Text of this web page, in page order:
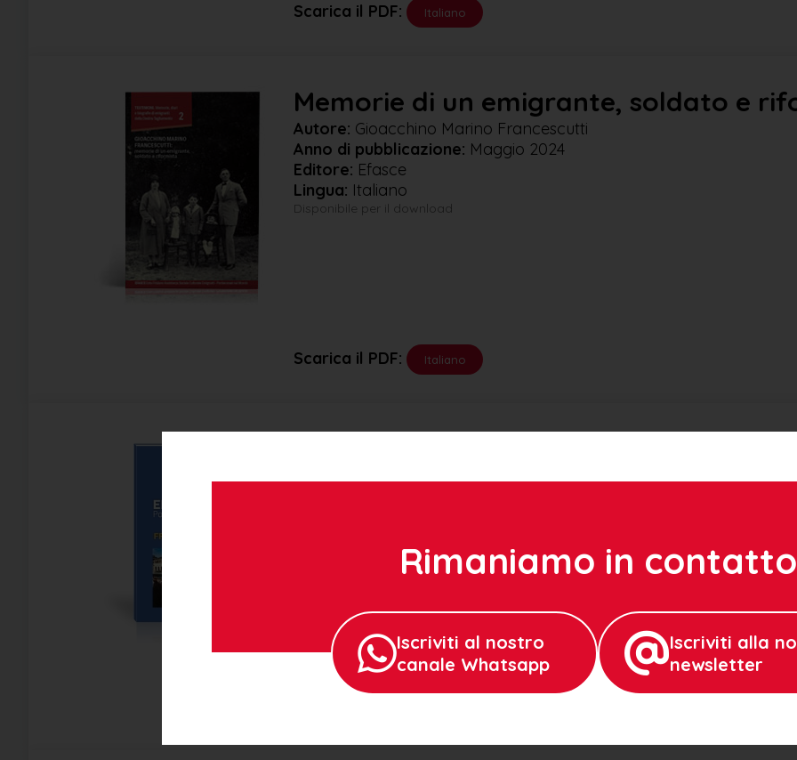
Scarica il PDF: Italiano
Memorie di un emigrante, soldato e
Autore: Gioacchino Marino Francescutti
Anno di pubblicazione: Maggio 2024
Editore: Efasce
Lingua: Italiano
Disponibile per il download
Scarica il PDF: Italiano
Disponibile il downloadRimaniamo in contatto
Iscriviti al nostro
canale Whatsapp
Iscriviti alla
newsletter